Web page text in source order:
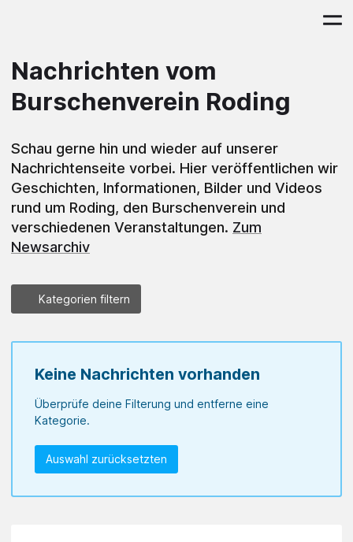
Nachrichten vom
Burschenverein Roding
Schau gerne hin und wieder auf unserer
Nachrichtenseite vorbei. Hier veröffentlichen wir
Geschichten, Informationen, Bilder und Videos
rund um Roding, den Burschenverein und
verschiedenen Veranstaltungen. Zum
Newsarchiv
Kategorien filtern
Keine Nachrichten vorhanden
Überprüfe deine Filterung und entferne eine
Kategorie.
Auswahl zurücksetzten